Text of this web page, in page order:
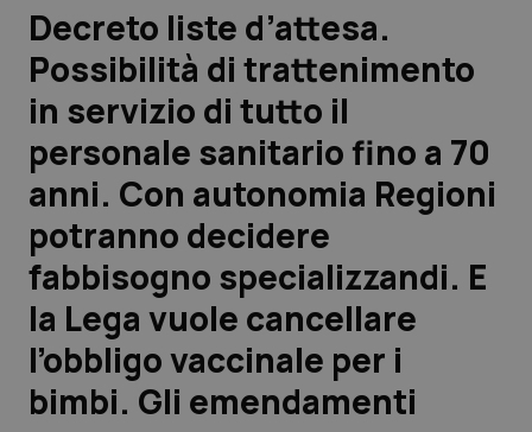
Studi e Analisi
Lettere al direttore
Edizioni Regionali
QS Pro
Professionisti Sanitari.AI
Abruzzo
Basilicata
QS Pro Gold
Artrite & artrosi
QS Club Newsletter
Decreto liste d’attesa.
Possibilità di trattenimento
in servizio di tutto il
personale sanitario fino a 70
anni. Con autonomia Regioni
potranno decidere
fabbisogno specializzandi. E
la Lega vuole cancellare
l’obbligo vaccinale per i
bimbi. Gli emendamenti